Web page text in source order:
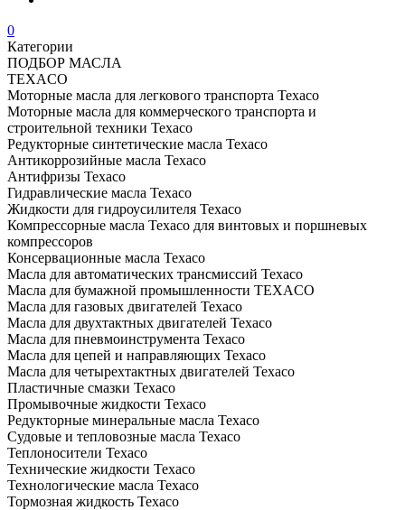
0
Категории
ПОДБОР МАСЛА
TEXACO
Моторные масла для легкового транспорта Texaco
Моторные масла для коммерческого транспорта и
строительной техники Texaco
Редукторные синтетические масла Texaco
Антикоррозийные масла Texaco
Антифризы Texaco
Гидравлические масла Texaco
Жидкости для гидроусилителя Texaco
Компрессорные масла Texaco для винтовых и поршневых
компрессоров
Консервационные масла Texaco
Масла для автоматических трансмиссий Texaco
Масла для бумажной промышленности TEXACO
Масла для газовых двигателей Texaco
Масла для двухтактных двигателей Texaco
Масла для пневмоинструмента Texaco
Масла для цепей и направляющих Texaco
Масла для четырехтактных двигателей Texaco
Пластичные смазки Texaco
Промывочные жидкости Texaco
Редукторные минеральные масла Texaco
Судовые и тепловозные масла Texaco
Теплоносители Texaco
Технические жидкости Texaco
Технологические масла Texaco
Тормозная жидкость Texaco